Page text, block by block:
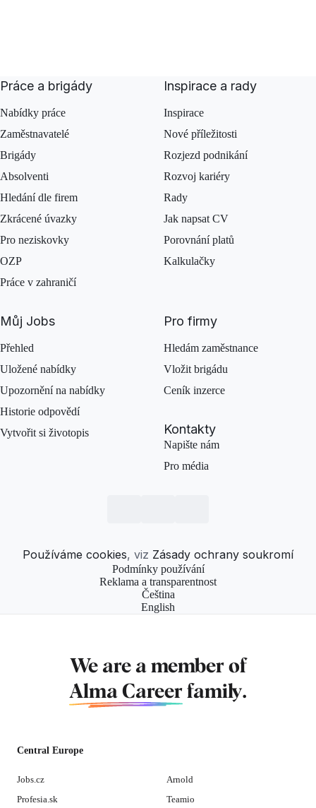
Práce a brigády
Nabídky práce
Zaměstnavatelé
Brigády
Absolventi
Hledání dle firem
Zkrácené úvazky
Pro neziskovky
OZP
Práce v zahraničí
Inspirace a rady
Inspirace
Nové příležitosti
Rozjezd podnikání
Rozvoj kariéry
Rady
Jak napsat CV
Porovnání platů
Kalkulačky
Můj Jobs
Přehled
Uložené nabídky
Upozornění na nabídky
Historie odpovědí
Vytvořit si životopis
Pro firmy
Hledám zaměstnance
Vložit brigádu
Ceník inzerce
Kontakty
Napište nám
Pro média
Používáme cookies, viz Zásady ochrany soukromí
Podmínky používání
Reklama a transparentnost
Čeština
English
We are a member of
Alma Career family.
Central Europe
Jobs.cz
Profesia.sk
Arnold
Teamio